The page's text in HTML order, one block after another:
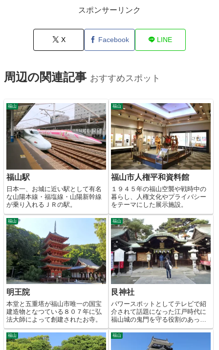
スポンサーリンク
X Facebook LINE
周辺の関連記事 おすすめスポット
福山
福山駅
日本一、お城に近い駅として有名
な山陽本線・福塩線・山陽新幹線
が乗り入れるＪＲの駅。
福山
福山市人権平和資料館
１９４５年の福山空襲や戦時中の
暮らし、人権文化やプライバシー
をテーマにした展示施設。
福山
明王院
本堂と五重塔が福山市唯一の国宝
建造物となつている８０７年に弘
法大師によって創建されたお寺。
福山
艮神社
パワースポットとしてテレビで紹
介されて話題になった江戸時代に
福山城の鬼門を守る役割のあった
神社。
福山 福山